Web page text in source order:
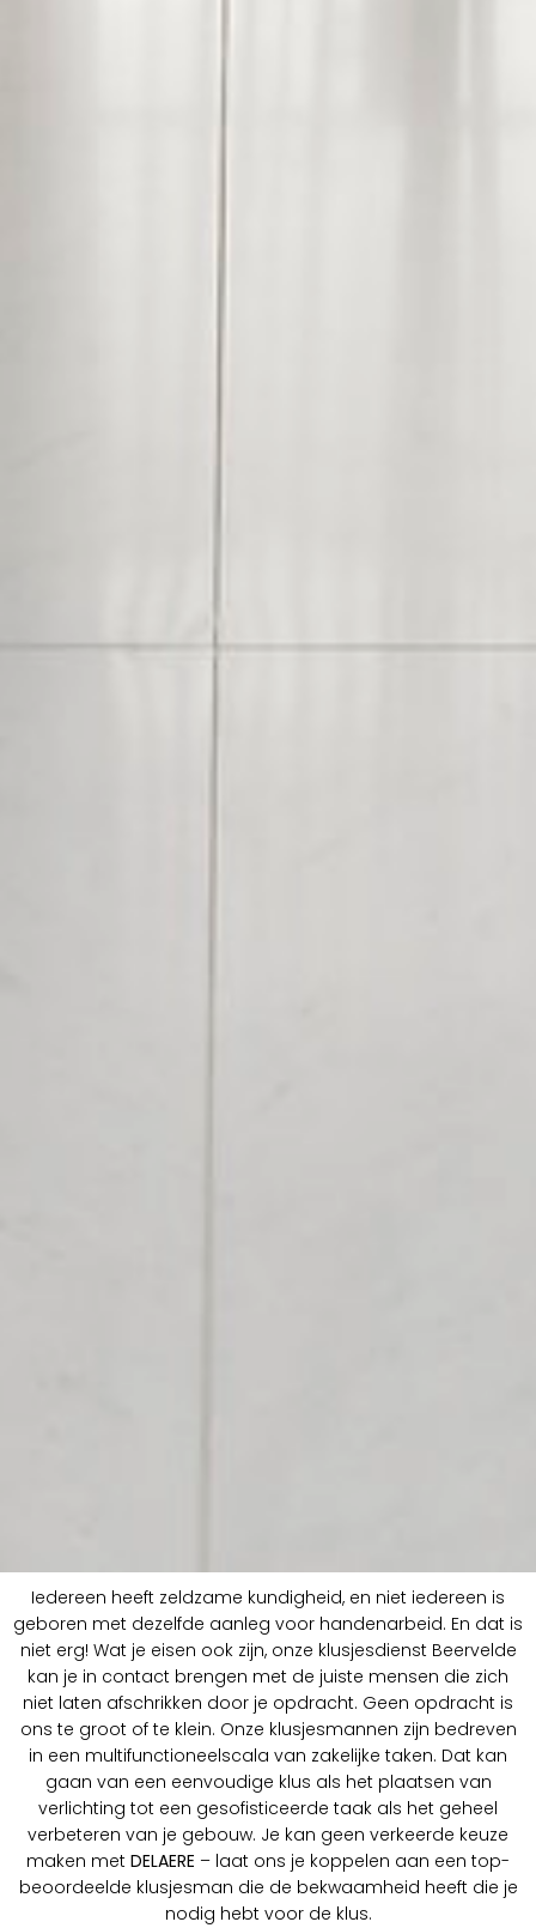
Iedereen heeft zeldzame kundigheid, en niet iedereen is
geboren met dezelfde aanleg voor handenarbeid. En dat is
niet erg! Wat je eisen ook zijn, onze klusjesdienst Beervelde
kan je in contact brengen met de juiste mensen die zich
niet laten afschrikken door je opdracht. Geen opdracht is
ons te groot of te klein. Onze klusjesmannen zijn bedreven
in een multifunctioneelscala van zakelijke taken. Dat kan
gaan van een eenvoudige klus als het plaatsen van
verlichting tot een gesofisticeerde taak als het geheel
verbeteren van je gebouw. Je kan geen verkeerde keuze
maken met DELAERE – laat ons je koppelen aan een top-
beoordeelde klusjesman die de bekwaamheid heeft die je
nodig hebt voor de klus.